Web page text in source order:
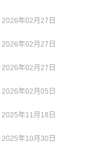
2026年02月27日
2026年02月27日
2026年02月27日
2026年02月05日
2025年11月18日
2025年10月30日